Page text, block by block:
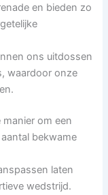
en bieden zo
ons uitdossen
waardoor onze
om een
bekwame
laten
wedstrijd.